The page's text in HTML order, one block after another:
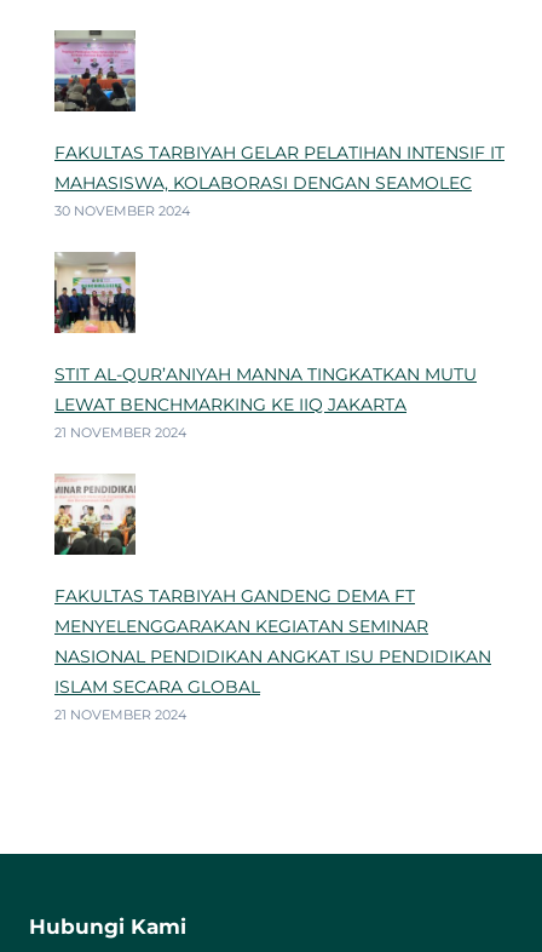
FAKULTAS TARBIYAH GELAR PELATIHAN INTENSIF IT
MAHASISWA, KOLABORASI DENGAN SEAMOLEC
30 NOVEMBER 2024
STIT AL-QUR’ANIYAH MANNA TINGKATKAN MUTU
LEWAT BENCHMARKING KE IIQ JAKARTA
21 NOVEMBER 2024
FAKULTAS TARBIYAH GANDENG DEMA FT
MENYELENGGARAKAN KEGIATAN SEMINAR
NASIONAL PENDIDIKAN ANGKAT ISU PENDIDIKAN
ISLAM SECARA GLOBAL
21 NOVEMBER 2024
Hubungi Kami